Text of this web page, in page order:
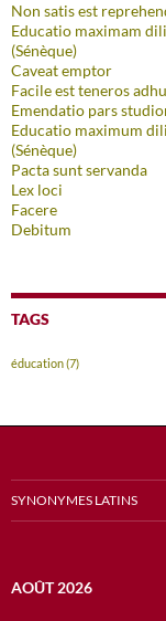
Non satis est
Educatio maximam
(Sénèque)
Caveat emptor
Facile est teneros
Emendatio pars
Educatio maximum
(Sénèque)
Pacta sunt servanda
Lex loci
Facere
Debitum
TAGS
éducation(7)
SYNONYMES LATINS
AOÛT 2026